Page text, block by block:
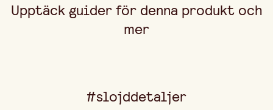
Upptäck guider för denna produkt och
mer
#slojddetaljer